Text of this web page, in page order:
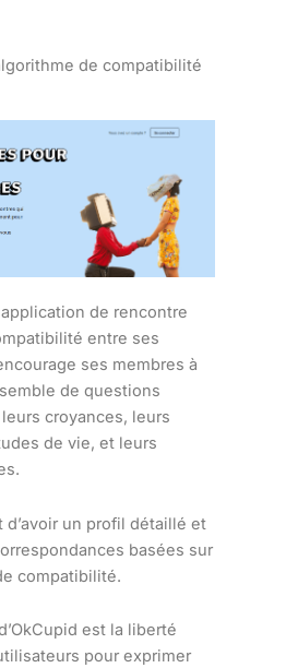
de compatibilité
de rencontre
entre ses
ses membres à
de questions
croyances, leurs
de vie, et leurs
d’avoir un profil détaillé et
basées sur
compatibilité.
est la liberté
pour exprimer